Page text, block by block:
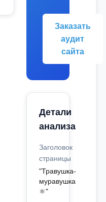
Заказать
аудит
сайта
Детали
анализа
Заголовок
страницы
"Травушка-
муравушка
⚛"